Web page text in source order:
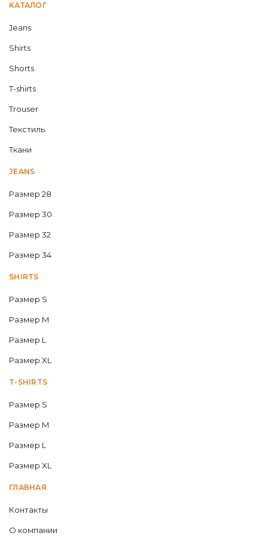
КАТАЛОГ
Jeans
Shirts
Shorts
T-shirts
Trouser
Текстиль
Ткани
JEANS
Размер 28
Размер 30
Размер 32
Размер 34
SHIRTS
Размер S
Размер M
Размер L
Размер XL
T-SHIRTS
Размер S
Размер M
Размер L
Размер XL
ГЛАВНАЯ
Контакты
О компании